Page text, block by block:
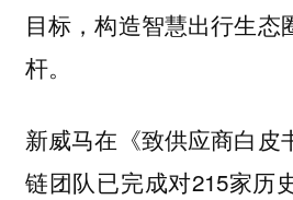
目标，构造智慧出行生态
杆。
新威马在《致供应商白皮
链团队已完成对215家历